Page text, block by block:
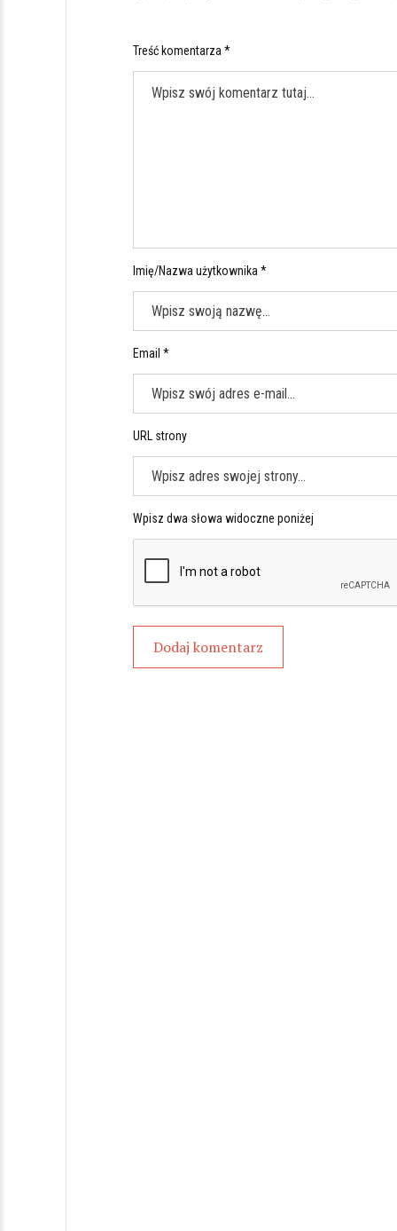
Treść komentarza *
Imię/Nazwa użytkownika *
Email *
URL strony
Wpisz dwa słowa widoczne poniżej